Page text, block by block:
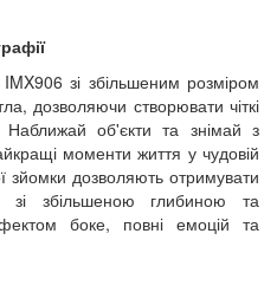
зі збільшеним розміром
дозволяючи створювати чіткі
Наближай об'єкти та знімай з
моменти життя у чудовій
зйомки дозволяють отримувати
зі збільшеною глибиною та
боке, повні емоцій та